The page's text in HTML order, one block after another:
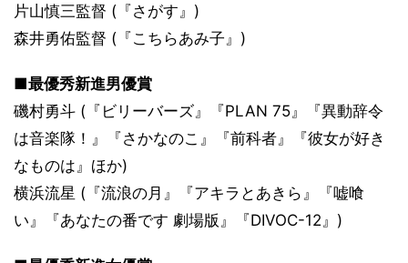
片山慎三監督 (『さがす』)
森井勇佑監督 (『こちらあみ子』)
■最優秀新進男優賞
磯村勇斗 (『ビリーバーズ』『PLAN 75』『異動辞令
は音楽隊！』『さかなのこ』『前科者』『彼女が好き
なものは』ほか)
横浜流星 (『流浪の月』『アキラとあきら』『嘘喰
い』『あなたの番です 劇場版』『DIVOC-12』)